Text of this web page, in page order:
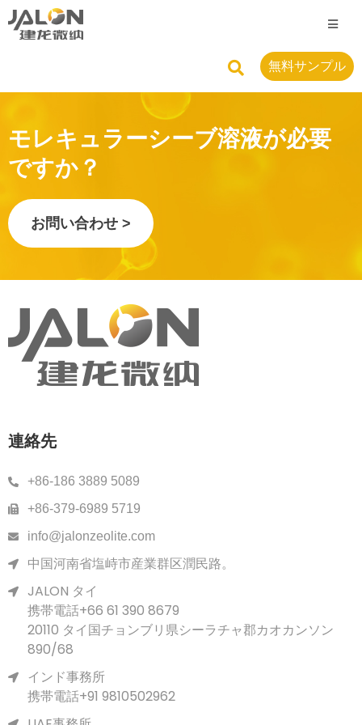
無料サンプル
モレキュラーシーブ溶液が必要
ですか？
お問い合わせ >
連絡先
+86-186 3889 5089
+86-379-6989 5719
info@jalonzeolite.com
中国河南省塩峙市産業群区潤民路。
JALON タイ
携帯電話+66 61 390 8679
20110 タイ国チョンブリ県シーラチャ郡カオカンソン
890/68
インド事務所
携帯電話+91 9810502962